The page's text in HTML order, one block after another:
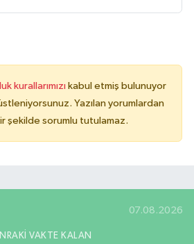
kurallarımızı kabul etmiş bulunuyor
Yazılan yorumlardan
şekilde sorumlu tutulamaz.
07.08.2026
VAKTE KALAN